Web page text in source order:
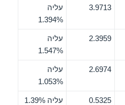
3.9713
עליה
1.394%
2.3959
עליה
1.547%
2.6974
עליה
1.053%
0.5325 עליה 1.39%